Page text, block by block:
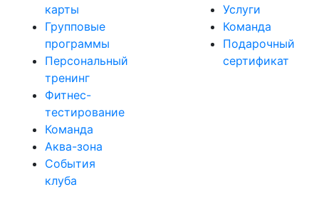
карты
Групповые
программы
Персональный
тренинг
Фитнес-
тестирование
Команда
Аква-зона
События
клуба
Услуги
Команда
Подарочный
сертификат